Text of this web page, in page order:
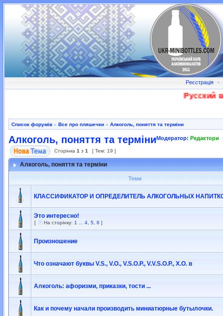
Реєстрація •
Русский
Список форумів » Все про пляшечки » Алкоголь, поняття та терміни
Алкоголь, поняття та терміниМодератор: Редактори
Сторінка 1 з 1 [ Тем: 19 ]
Алкоголь, поняття та терміни
Теми
КЛАССИФИКАТОР И ОПРЕДЕЛИТЕЛЬ АЛКОГОЛЬНЫХ
Это интересно!
[ На сторінку: 1 4 5 6 ]
Произношение
Что означают буквы V.S., V.O., V.S.O.P., V.V.S.O.P., X.O. в
Алкоголь: афоризми, приказки, тости ...
Как и почему начали производить миниатюрные бутылочки.